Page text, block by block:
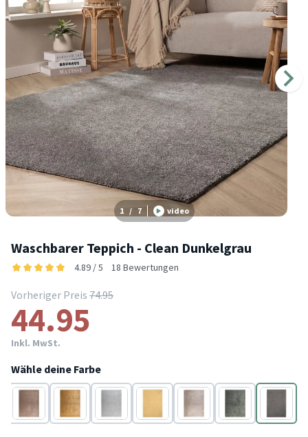
1 / 7 video
Waschbarer Teppich - Clean Dunkelgrau
4.89 / 5 18 Bewertungen
Vorheriger Preis 74.95
44.95
Inkl. MwSt.
Wähle deine Farbe
Braun Gold HellgrauGelb Beige Grün